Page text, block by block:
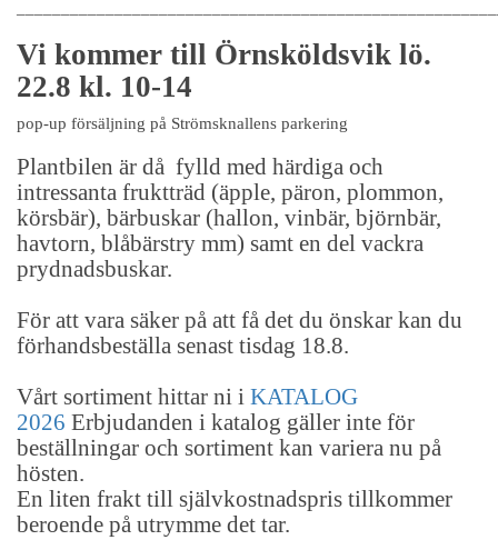
Vi kommer till Örnsköldsvik lö.
22.8 kl. 10-14
pop-up försäljning på Strömsknallens parkering
Plantbilen är då fylld med härdiga och
intressanta fruktträd (äpple, päron, plommon,
körsbär), bärbuskar (hallon, vinbär, björnbär,
havtorn, blåbärstry mm) samt en del vackra
prydnadsbuskar.
För att vara säker på att få det du önskar kan du
förhandsbeställa senast tisdag 18.8.
Vårt sortiment hittar ni i KATALOG
2026 Erbjudanden i katalog gäller inte för
beställningar och sortiment kan variera nu på
hösten.
En liten frakt till självkostnadspris tillkommer
beroende på utrymme det tar.